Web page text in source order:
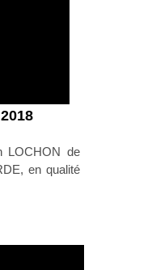
LOCHON de
en qualité